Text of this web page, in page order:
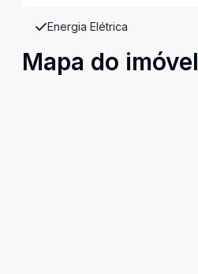
Energia Elétrica
Mapa do imóvel